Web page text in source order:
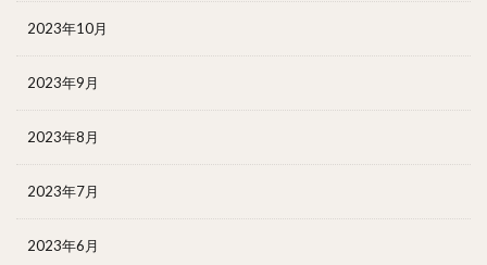
2023年10月
2023年9月
2023年8月
2023年7月
2023年6月